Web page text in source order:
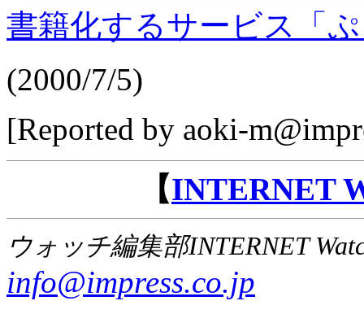
書籍化するサービス「
(2000/7/5)
[Reported by aoki-
【INTERNET
ウォッチ編集部INTERNET
info@impress.co.jp